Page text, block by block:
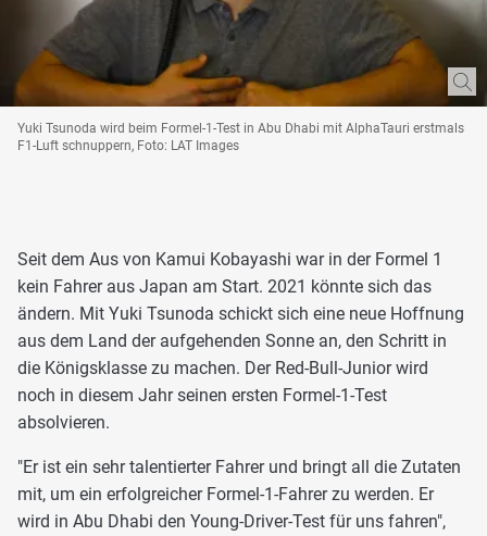
Yuki Tsunoda wird beim Formel-1-Test in Abu Dhabi mit AlphaTauri erstmals
F1-Luft schnuppern, Foto: LAT Images
Seit dem Aus von Kamui Kobayashi war in der Formel 1
kein Fahrer aus Japan am Start. 2021 könnte sich das
ändern. Mit Yuki Tsunoda schickt sich eine neue Hoffnung
aus dem Land der aufgehenden Sonne an, den Schritt in
die Königsklasse zu machen. Der Red-Bull-Junior wird
noch in diesem Jahr seinen ersten Formel-1-Test
absolvieren.
"Er ist ein sehr talentierter Fahrer und bringt all die Zutaten
mit, um ein erfolgreicher Formel-1-Fahrer zu werden. Er
wird in Abu Dhabi den Young-Driver-Test für uns fahren",